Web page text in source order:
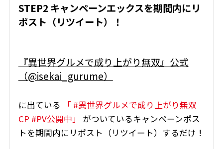
STEP2 キャンペーンエックスを期間内にリ
ポスト（リツイート）！
『異世界グルメで成り上がり無双』公式
（@isekai_gurume）
に出ている
「 #異世界グルメで成り上がり無双
CP #PV公開中」
がついているキャンペーンポス
トを期間内にリポスト（リツイート）するだけ！